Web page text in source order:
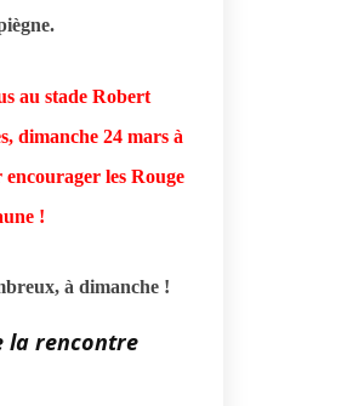
au stade Robert
dimanche 24 mars à
les Rouge
!
à dimanche !
la rencontre